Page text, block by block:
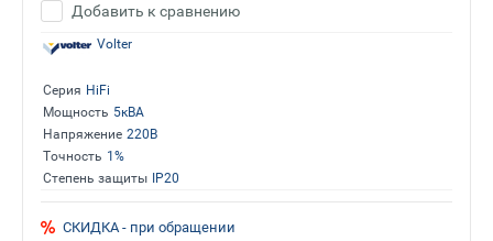
Добавить к сравнению
Volter
Серия HiFi
Мощность 5кВА
Напряжение 220В
Точность 1%
Степень защиты IP20
СКИДКА - при обращении